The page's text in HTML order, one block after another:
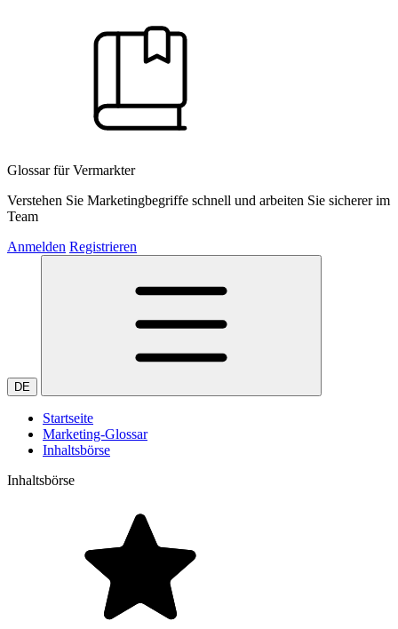
Glossar für Vermarkter
Verstehen Sie Marketingbegriffe schnell und arbeiten Sie sicherer im
Team
Anmelden Registrieren
DE
Startseite
Marketing-Glossar
Inhaltsbörse
Inhaltsbörse